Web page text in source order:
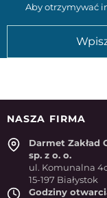
Aby otrzymywać
NASZA FIRMA
Darmet Zakład
sp. z o. o.
ul. Komunalna
15-197 Białystok
Godziny